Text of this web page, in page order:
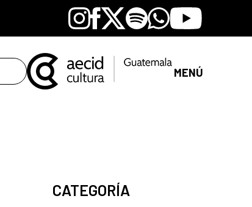
Instagram
Facebook
X SpotifyWhatsapp
Youtube
MENÚ
CATEGORÍA